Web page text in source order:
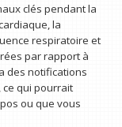
clés pendant la
la
respiratoire et
par rapport à
des notifications
ce qui pourrait
ou que vous